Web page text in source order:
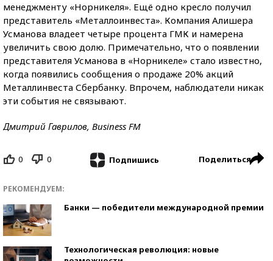
менеджменту «Норникеля». Ещё одно кресло получил
представитель «Металлоинвеста». Компания Алишера
Усманова владеет четыре процента ГМК и намерена
увеличить свою долю. Примечательно, что о появлении
представителя Усманова в «Норникеле» стало известно,
когда появились сообщения о продаже 20% акций
Металлинвеста Сбербанку. Впрочем, наблюдатели никак
эти события не связывают.
Дмитрий Гаврилов, Business FM
0 0 Подпишись Поделиться
РЕКОМЕНДУЕМ:
Банки — победители международной премии
Технологическая революция: новые